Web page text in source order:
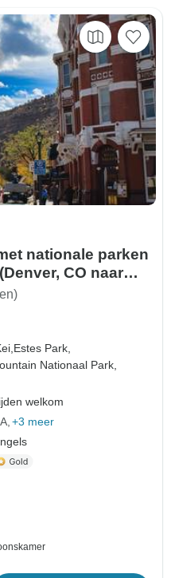
nationale parken
CO naar
Estes Park,
Nationaal Park,
welkom
+3 meer